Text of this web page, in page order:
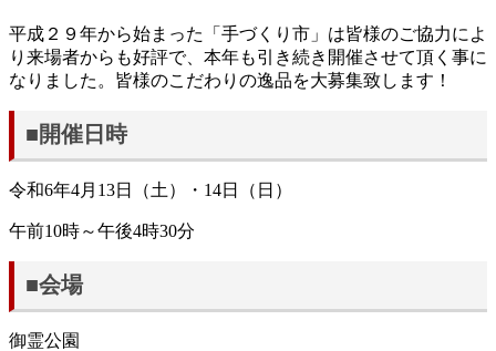
平成２９年から始まった「手づくり市」は皆様のご協力によ
り来場者からも好評で、本年も引き続き開催させて頂く事に
なりました。皆様のこだわりの逸品を大募集致します！
■開催日時
令和6年4月13日（土）・14日（日）
午前10時～午後4時30分
■会場
御霊公園